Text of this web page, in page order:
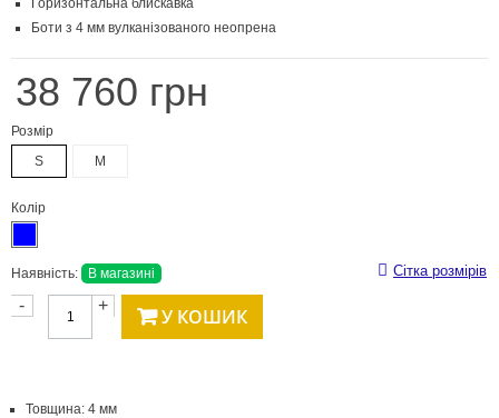
Горизонтальна блискавка
Боти з 4 мм вулканізованого неопрена
38 760 грн
Розмір
S
M
Колір
Наявність: В магазині Сітка розмірів
- + У КОШИК
Товщина: 4 мм